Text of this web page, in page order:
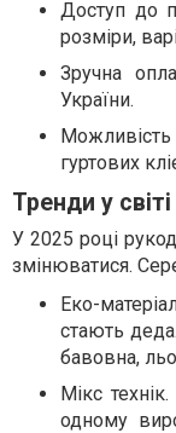
Доступ до
розміри,
Зручна
України.
гуртових
Тренди у
У 2025 році
змінюватися.
Еко-
стають
бавовна,
Мікс
одному